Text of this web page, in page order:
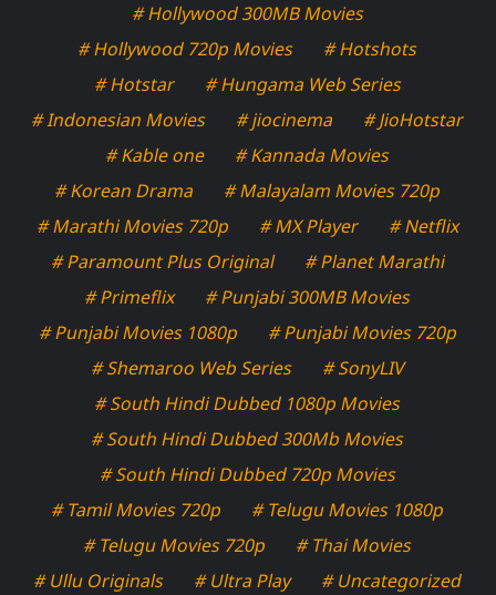
# Hollywood 300MB Movies
# Hollywood 720p Movies
# Hotshots
# Hotstar
# Hungama Web Series
# Indonesian Movies
# jiocinema
# JioHotstar
# Kable one
# Kannada Movies
# Korean Drama
# Malayalam Movies 720p
# Marathi Movies 720p
# MX Player
# Netflix
# Paramount Plus Original
# Planet Marathi
# Primeflix
# Punjabi 300MB Movies
# Punjabi Movies 1080p
# Punjabi Movies 720p
# Shemaroo Web Series
# SonyLIV
# South Hindi Dubbed 1080p Movies
# South Hindi Dubbed 300Mb Movies
# South Hindi Dubbed 720p Movies
# Tamil Movies 720p
# Telugu Movies 1080p
# Telugu Movies 720p
# Thai Movies
# Ullu Originals
# Ultra Play
# Uncategorized